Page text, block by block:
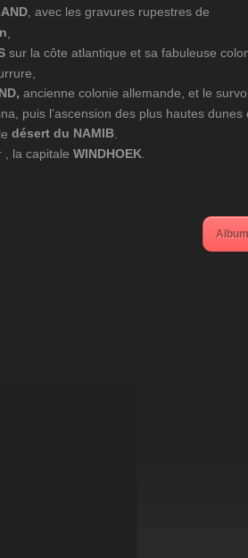
, avec les gravures rupestres de
sur la côte atlantique et sa fabuleuse
ancienne colonie allemande, et le
puis l’ascension des plus hautes dunes
désert du NAMIB
, la capitale WINDHOEK